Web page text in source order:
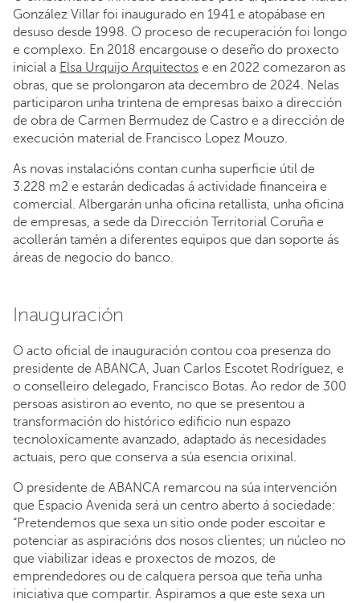
González Villar foi inaugurado en 1941 e atopábase en
desuso desde 1998. O proceso de recuperación foi longo
e complexo. En 2018 encargouse o deseño do proxecto
inicial a Elsa Urquijo Arquitectos e en 2022 comezaron as
obras, que se prolongaron ata decembro de 2024. Nelas
participaron unha trintena de empresas baixo a dirección
de obra de Carmen Bermudez de Castro e a dirección de
execución material de Francisco Lopez Mouzo.
As novas instalacións contan cunha superficie útil de
3.228 m2 e estarán dedicadas á actividade financeira e
comercial. Albergarán unha oficina retallista, unha oficina
de empresas, a sede da Dirección Territorial Coruña e
acollerán tamén a diferentes equipos que dan soporte ás
áreas de negocio do banco.
Inauguración
O acto oficial de inauguración contou coa presenza do
presidente de ABANCA, Juan Carlos Escotet Rodríguez, e
o conselleiro delegado, Francisco Botas. Ao redor de 300
persoas asistiron ao evento, no que se presentou a
transformación do histórico edificio nun espazo
tecnoloxicamente avanzado, adaptado ás necesidades
actuais, pero que conserva a súa esencia orixinal.
O presidente de ABANCA remarcou na súa intervención
que Espacio Avenida será un centro aberto á sociedade:
“Pretendemos que sexa un sitio onde poder escoitar e
potenciar as aspiracións dos nosos clientes; un núcleo no
que viabilizar ideas e proxectos de mozos, de
emprendedores ou de calquera persoa que teña unha
iniciativa que compartir. Aspiramos a que este sexa un